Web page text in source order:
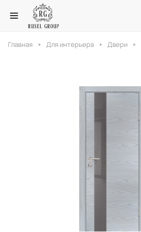
Главная Для интерьера Двери